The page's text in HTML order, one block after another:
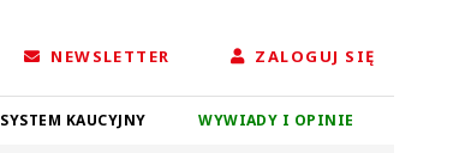
NEWSLETTER ZALOGUJ SIĘ
SYSTEM KAUCYJNY WYWIADY I OPINIE